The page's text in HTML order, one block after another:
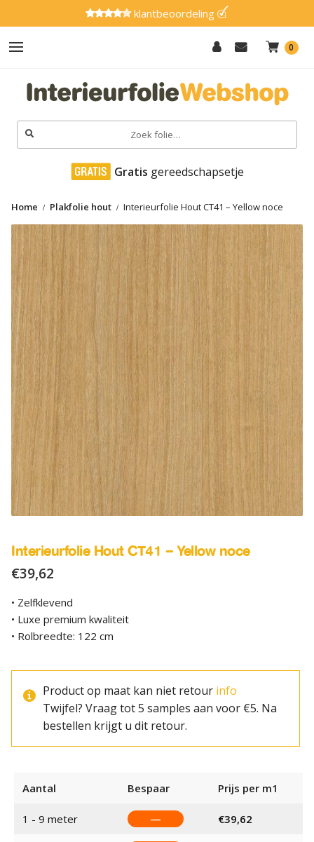
klantbeoordeling
0
Zoeken
naar:
Hout
Effen
Marmer
Glitter
Natuursteen
Textiel
Gereedschap
SALE
Advies
Gratis gereedschapsetje
Home Plakfolie hout Interieurfolie Hout CT41 – Yellow noce
Interieurfolie Hout CT41 – Yellow noce
€39,62
• Zelfklevend
• Luxe premium kwaliteit
• Rolbreedte: 122 cm
Product op maat kan niet retour info
Twijfel? Vraag tot 5 samples aan voor €5. Na
bestellen krijgt u dit retour.
Aantal Bespaar Prijs per m1
1 - 9 meter — €39,62